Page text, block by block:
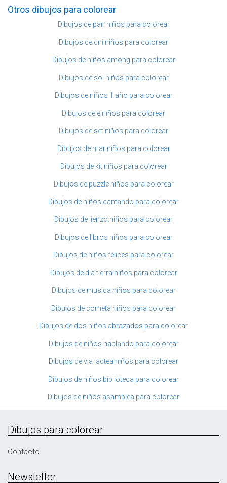
Otros dibujos para colorear
Dibujos de pan niños para colorear
Dibujos de dni niños para colorear
Dibujos de niños among para colorear
Dibujos de sol niños para colorear
Dibujos de niños 1 año para colorear
Dibujos de e niños para colorear
Dibujos de set niños para colorear
Dibujos de mar niños para colorear
Dibujos de kit niños para colorear
Dibujos de puzzle niños para colorear
Dibujos de niños cantando para colorear
Dibujos de lienzo niños para colorear
Dibujos de libros niños para colorear
Dibujos de niños felices para colorear
Dibujos de dia tierra niños para colorear
Dibujos de musica niños para colorear
Dibujos de cometa niños para colorear
Dibujos de dos niños abrazados para colorear
Dibujos de niños hablando para colorear
Dibujos de via lactea niños para colorear
Dibujos de niños biblioteca para colorear
Dibujos de niños asamblea para colorear
Dibujos para colorear
Contacto
Newsletter